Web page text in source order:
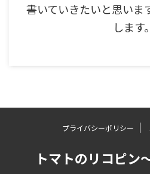
書いていきたいと思いま
します。
プライバシーポリシー
トマトのリコピン